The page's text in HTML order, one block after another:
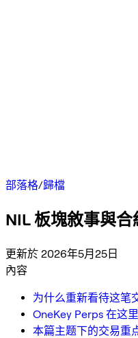
部落格/歸檔
NIL 板塊敘事與
更新於 2026年5月25日
內容
为什么重新看待这笔
OneKey Perps 在这
本篇主题下的交易重